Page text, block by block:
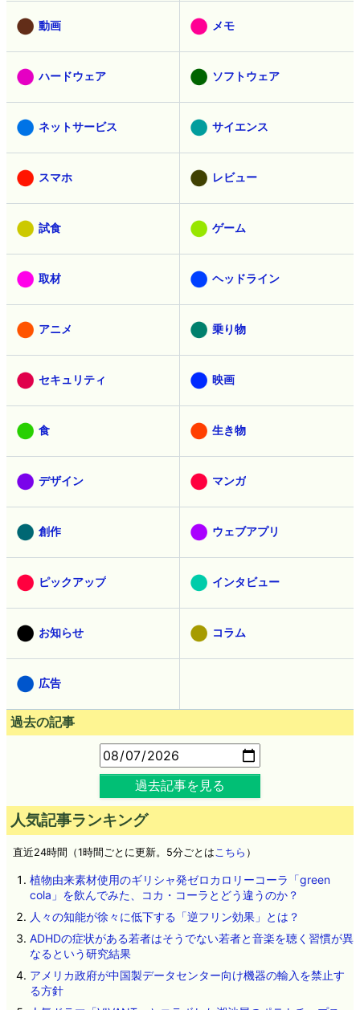
動画 メモ
ハードウェア ソフトウェア
ネットサービス サイエンス
スマホ レビュー
試食 ゲーム
取材 ヘッドライン
アニメ 乗り物
セキュリティ 映画
食 生き物
デザイン マンガ
創作 ウェブアプリ
ピックアップ インタビュー
お知らせ コラム
広告
過去の記事
過去記事を見る
人気記事ランキング
直近24時間（1時間ごとに更新。5分ごとはこちら ）
植物由来素材使用のギリシャ発ゼロカロリーコーラ「green
cola」を飲んでみた、コカ・コーラとどう違うのか？
人々の知能が徐々に低下する「逆フリン効果」とは？
ADHDの症状がある若者はそうでない若者と音楽を聴く習慣が異
なるという研究結果
アメリカ政府が中国製データセンター向け機器の輸入を禁止す
る方針